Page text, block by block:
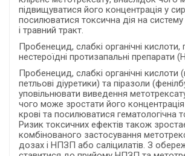
підвищуватися його концентрація у
посилюватися токсична дія на
і травний тракт.
Пробенецид, слабкі органічні кислоти,
нестероїдні протизапальні препарати
Пробенецид, слабкі органічні кислоти
петльові діуретики) та піразоли
уповільнювати виведення
чого може зростати його концентрація
крові та посилюватися гематологічна
Ризик токсичних ефектів також
комбінованого застосування
дозах і НПЗП або саліцилатів. З